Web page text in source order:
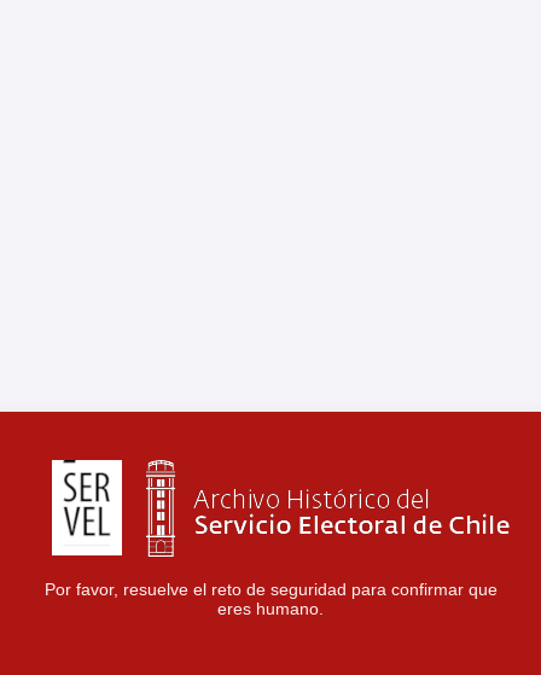
Por favor, resuelve el reto de seguridad para confirmar que
eres humano.